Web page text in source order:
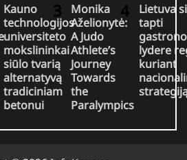
Kauno
technologijos
universiteto
mokslininkai
siūlo tvarią
alternatyvą
tradiciniam
betonui
Monika
Aželionytė:
A Judo
Athlete’s
Journey
Towards
the
Paralympics
Lietuva
tapti
lydere
kuriant